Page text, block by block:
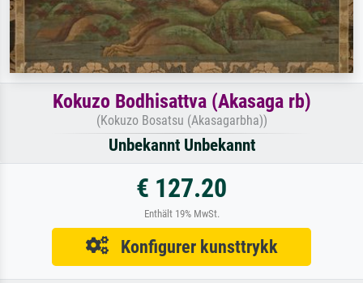
Kokuzo Bodhisattva (Akasaga rb)
(Kokuzo Bosatsu (Akasagarbha))
Unbekannt Unbekannt
€ 127.20
Enthält 19% MwSt.
Konfigurer kunsttrykk